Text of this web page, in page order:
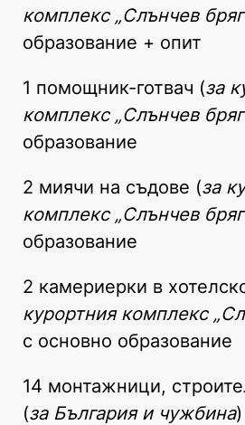
комплекс „Слънчев
образование + опит
1 помощник-готвач (за
комплекс „Слънчев
образование
2 миячи на съдове (за
комплекс „Слънчев
образование
2 камериерки в
курортния комплекс
с основно образование
14 монтажници,
(за България и чужбина